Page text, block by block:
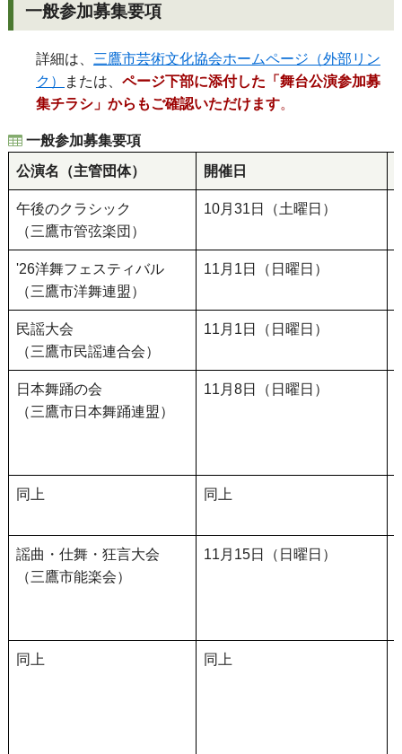
一般参加募集要項
詳細は、 三鷹市芸術文化協会ホームページ（外部リン
ク）
または、 ページ下部に添付した「舞台公演参加募
集チラシ」からもご確認いただけます。
一般参加募集要項
公演名（主管団体）
開催日
午後のクラシック
（三鷹市管弦楽団）
10月31日（土曜日）
'26洋舞フェスティバル
（三鷹市洋舞連盟）
11月1日（日曜日）
民謡大会
（三鷹市民謡連合会）
11月1日（日曜日）
日本舞踊の会
（三鷹市日本舞踊連盟）
11月8日（日曜日）
同上 同上
謡曲・仕舞・狂言大会
（三鷹市能楽会）
11月15日（日曜日）
同上 同上